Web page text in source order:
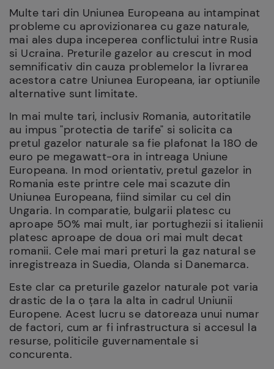
Multe tari din Uniunea Europeana au intampinat
probleme cu aprovizionarea cu gaze naturale,
mai ales dupa inceperea conflictului intre Rusia
si Ucraina. Preturile gazelor au crescut in mod
semnificativ din cauza problemelor la livrarea
acestora catre Uniunea Europeana, iar optiunile
alternative sunt limitate.
In mai multe tari, inclusiv Romania, autoritatile
au impus "protectia de tarife" si solicita ca
pretul gazelor naturale sa fie plafonat la 180 de
euro pe megawatt-ora in intreaga Uniune
Europeana. In mod orientativ, pretul gazelor in
Romania este printre cele mai scazute din
Uniunea Europeana, fiind similar cu cel din
Ungaria. In comparatie, bulgarii platesc cu
aproape 50% mai mult, iar portughezii si italienii
platesc aproape de doua ori mai mult decat
romanii. Cele mai mari preturi la gaz natural se
inregistreaza in Suedia, Olanda si Danemarca.
Este clar ca preturile gazelor naturale pot varia
drastic de la o țara la alta in cadrul Uniunii
Europene. Acest lucru se datoreaza unui numar
de factori, cum ar fi infrastructura si accesul la
resurse, politicile guvernamentale si
concurenta.